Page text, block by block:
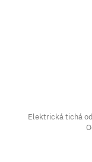
Elektrická tichá